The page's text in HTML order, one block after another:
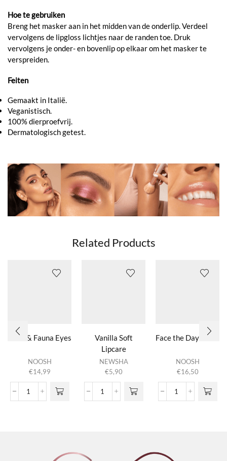
Hoe te gebruiken
Breng het masker aan in het midden van de onderlip. Verdeel
vervolgens de lipgloss lichtjes naar de randen toe. Druk
vervolgens je onder- en bovenlip op elkaar om het masker te
verspreiden.
Feiten
Gemaakt in Italië.
Veganistisch.
100% dierproefvrij.
Dermatologisch getest.
Related Products
Flora & Fauna Eyeshadow Set
NOOSH
€14,99
Flora & Fauna Eyeshadow Set
Vanilla Soft
Lipcare
NEWSHA
€5,90
Vanilla
Face the Day Palette
NOOSH
€16,50
Face the Day